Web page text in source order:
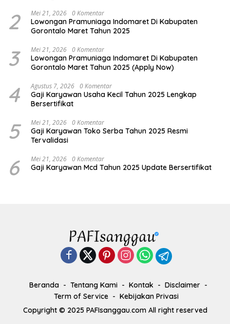
2 Mei 21, 2026 0 Komentar
Lowongan Pramuniaga Indomaret Di Kabupaten
Gorontalo Maret Tahun 2025
3 Mei 21, 2026 0 Komentar
Lowongan Pramuniaga Indomaret Di Kabupaten
Gorontalo Maret Tahun 2025 (Apply Now)
4 Agustus 7, 2026 0 Komentar
Gaji Karyawan Usaha Kecil Tahun 2025 Lengkap
Bersertifikat
5 Mei 21, 2026 0 Komentar
Gaji Karyawan Toko Serba Tahun 2025 Resmi
Tervalidasi
6 Mei 21, 2026 0 Komentar
Gaji Karyawan Mcd Tahun 2025 Update Bersertifikat
Beranda Tentang Kami Kontak
Disclaimer
Term of Service
Kebijakan Privasi
Copyright © 2025 PAFIsanggau.com All right reserved